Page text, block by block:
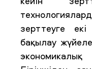
зерттеуге
бақылау